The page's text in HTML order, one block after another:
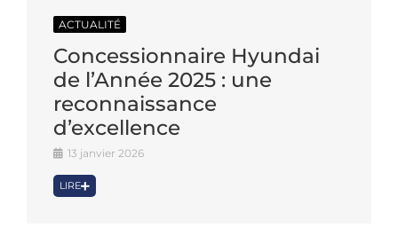
ACTUALITÉ
Concessionnaire Hyundai
de l’Année 2025 : une
reconnaissance
d’excellence
13 janvier 2026
LIRE